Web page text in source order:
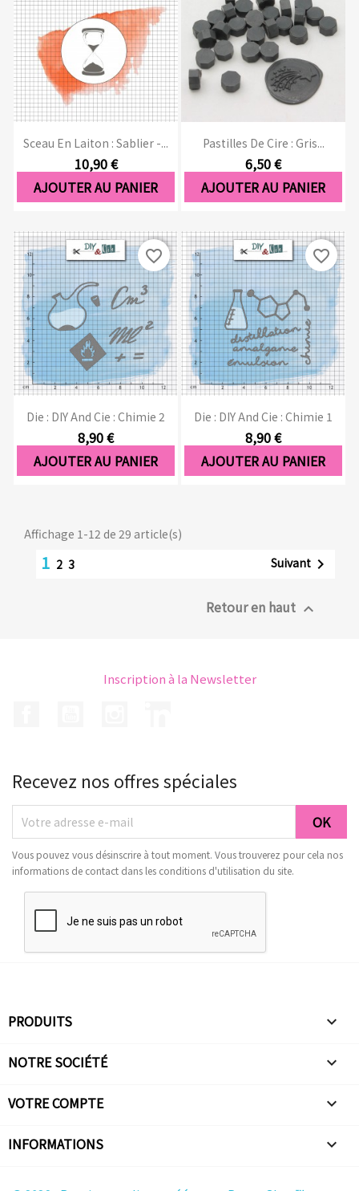
Sceau En Laiton : Sablier -...
10,90 €
AJOUTER AU PANIER
Pastilles De Cire : Gris...
6,50 €
AJOUTER AU PANIER
Die : DIY And Cie : Chimie 2
8,90 €
AJOUTER AU PANIER
favorite_border
Die : DIY And Cie : Chimie 1
8,90 €
AJOUTER AU PANIER
favorite_border
Affichage 1-12 de 29 article(s)
1 2 3 Suivant 
Retour en haut 
Inscription à la Newsletter
Recevez nos offres spéciales
Vous pouvez vous désinscrire à tout moment. Vous trouverez pour cela nos
informations de contact dans les conditions d'utilisation du site.
PRODUITS 
NOTRE SOCIÉTÉ 
VOTRE COMPTE 
INFORMATIONS keyboard_arrow_down